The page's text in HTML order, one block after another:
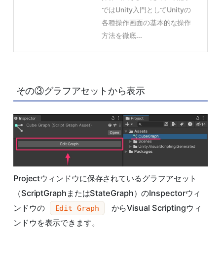
ではUnity入門としてUnityの
各種操作画面の基本的な操作
方法を徹底...
その③グラフアセットから表示
Projectウィンドウに保存されているグラフアセット
（ScriptGraphまたはStateGraph）のInspectorウィ
ンドウの
Edit Graph
からVisual Scriptingウィ
ンドウを表示できます。